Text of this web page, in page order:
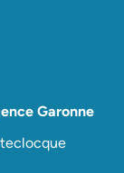
Garonne